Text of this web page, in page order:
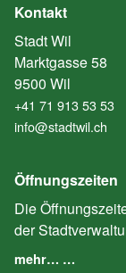
Kontakt
Stadt Wil
Marktgasse 58
9500 Wil
+41 71 913 53 53
info@stadtwil.ch
Öffnungszeiten
Die
der
mehr… …